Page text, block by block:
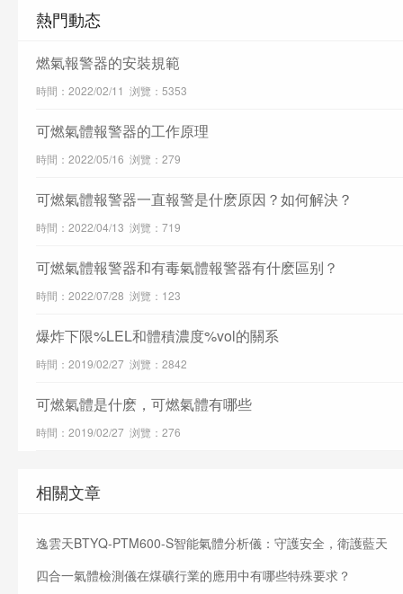
熱門動态
燃氣報警器的安裝規範
時間：2022/02/11 浏覽：5353
可燃氣體報警器的工作原理
時間：2022/05/16 浏覽：279
可燃氣體報警器一直報警是什麽原因？如何解決？
時間：2022/04/13 浏覽：719
可燃氣體報警器和有毒氣體報警器有什麽區别？
時間：2022/07/28 浏覽：123
爆炸下限%LEL和體積濃度%vol的關系
時間：2019/02/27 浏覽：2842
可燃氣體是什麽，可燃氣體有哪些
時間：2019/02/27 浏覽：276
相關文章
逸雲天BTYQ-PTM600-S智能氣體分析儀：守護安全，衛護藍天
四合一氣體檢測儀在煤礦行業的應用中有哪些特殊要求？